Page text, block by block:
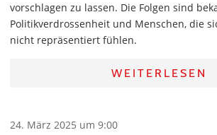
vorschlagen zu lassen. Die Folgen sind
Politikverdrossenheit und Menschen, die
nicht repräsentiert fühlen.
WEITERLESEN
24. März 2025 um 9:00